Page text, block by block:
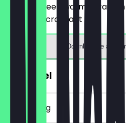
Je bestelt een warme drank
gratis een croissant bij.
Download de app
€1 Pretzel
~€ 1 korting